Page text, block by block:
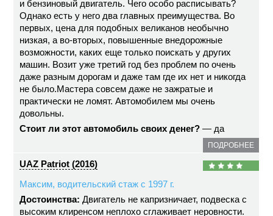
и бензиновый двигатель. Чего особо расписывать?
Однако есть у него два главных преимущества. Во
первых, цена для подобных великанов необычно
низкая, а во-вторых, повышенные внедорожные
возможности, каких еще только поискать у других
машин. Возит уже третий год без проблем по очень
даже разным дорогам и даже там где их нет и никогда
не было.Мастера совсем даже не зажратые и
практически не ломят. Автомобилем мы очень
довольны.
Стоит ли этот автомобиль своих денег? — да
ПОДРОБНЕЕ
UAZ Patriot (2016)
Максим, водительский стаж с 1997 г.
Достоинства: Двигатель не капризничает, подвеска с
высоким клиренсом неплохо сглаживает неровности.